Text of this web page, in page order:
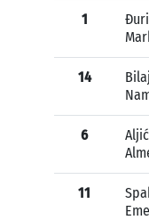
1
14
6
Aljić
11